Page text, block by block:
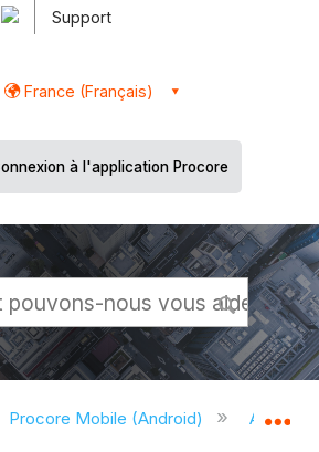
Support
France (Français)
à l'application Procore
réduire la hiérarchie
Procore Mobile (Android)